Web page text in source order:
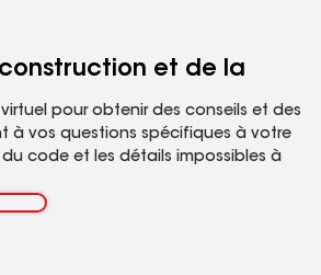
et de la
pour obtenir des conseils et des
à vos questions spécifiques à votre
code et les détails impossibles à